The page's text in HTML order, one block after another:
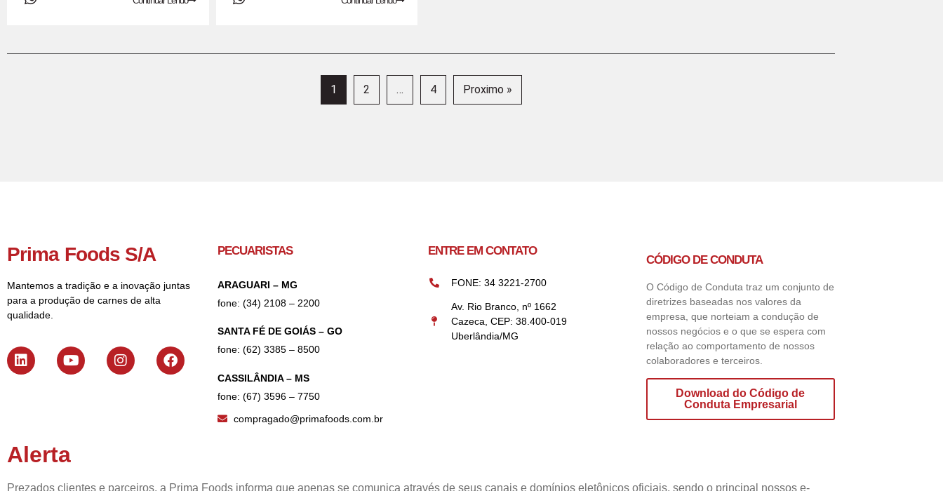
1 2 … 4 Proximo »
Prima Foods S/A
Mantemos a tradição e a inovação juntas
para a produção de carnes de alta
qualidade.
PECUARISTAS
ARAGUARI – MG
fone: (34) 2108 – 2200
SANTA FÉ DE GOIÁS – GO
fone: (62) 3385 – 8500
CASSILÂNDIA – MS
fone: (67) 3596 – 7750
compragado@primafoods.com.br
ENTRE EM CONTATO
FONE: 34 3221-2700
Av. Rio Branco, nº 1662
Cazeca, CEP: 38.400-019
Uberlândia/MG
CÓDIGO DE CONDUTA
O Código de Conduta traz um conjunto de
diretrizes baseadas nos valores da
empresa, que norteiam a condução de
nossos negócios e o que se espera com
relação ao comportamento de nossos
colaboradores e terceiros.
Download do Código de
Conduta Empresarial
Alerta
Prezados clientes e parceiros, a Prima Foods informa que apenas se comunica através de seus canais e domínios eletônicos oficiais, sendo o principal nossos e-